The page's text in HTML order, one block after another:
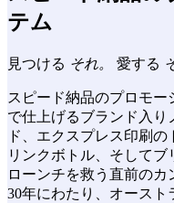
テム
見つける それ。 愛する
スピード納品のプロモー
で仕上げるブランド入り
ド、エクスプレス印刷
リンクボトル、そして
ローンチを救う直前のカ
30年にわたり、オース